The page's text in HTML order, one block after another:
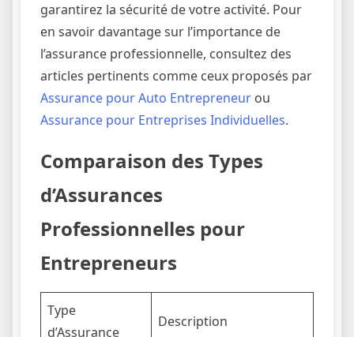
garantirez la sécurité de votre activité. Pour
en savoir davantage sur l’importance de
l’assurance professionnelle, consultez des
articles pertinents comme ceux proposés par
Assurance pour Auto Entrepreneur ou
Assurance pour Entreprises Individuelles.
Comparaison des Types
d’Assurances
Professionnelles pour
Entrepreneurs
Type
d’Assurance
Description